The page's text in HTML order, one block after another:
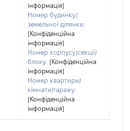
інформація]
Номер будинку/
земельної ділянки:
[Конфіденційна
інформація]
Номер корпусу/секції/
блоку: [Конфіденційна
інформація]
Номер квартири/
кімнати/гаражу:
[Конфіденційна
інформація]